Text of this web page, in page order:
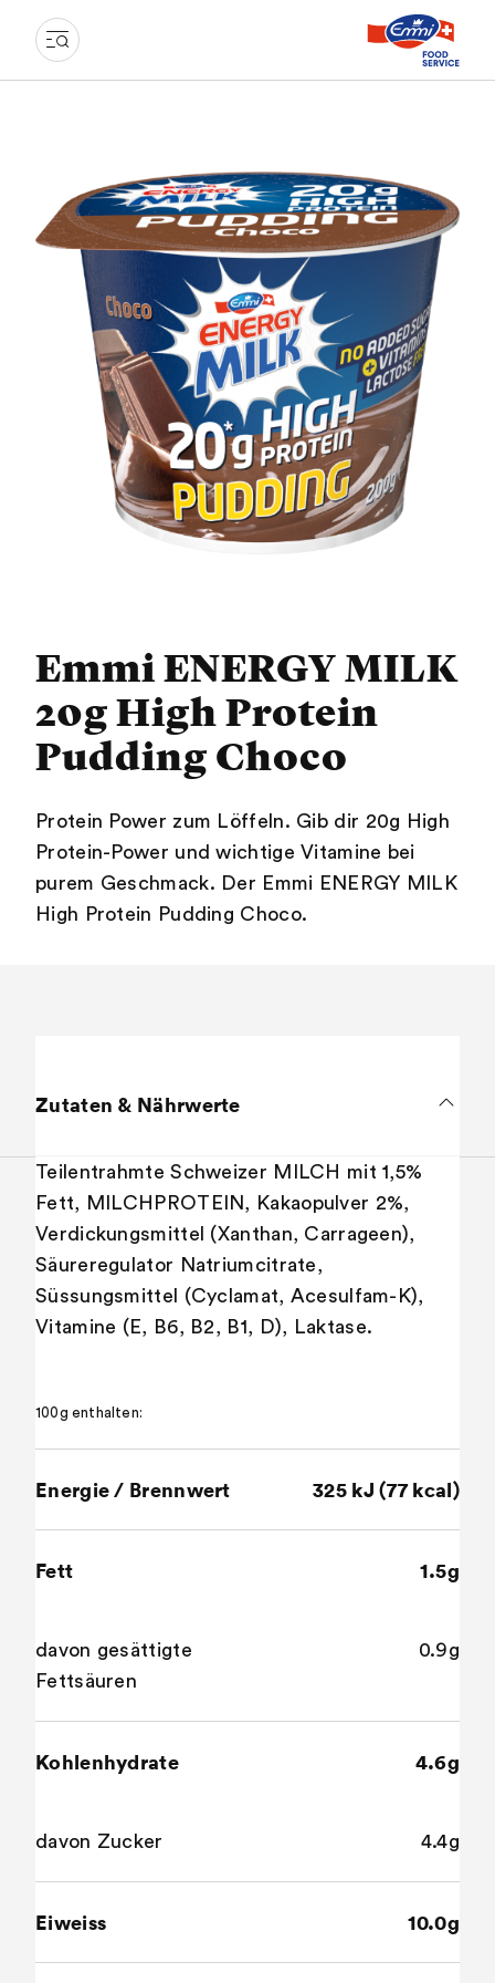
Emmi ENERGY MILK
20g High Protein
Pudding Choco
Protein Power zum Löffeln. Gib dir 20g High
Protein-Power und wichtige Vitamine bei
purem Geschmack. Der Emmi ENERGY MILK
High Protein Pudding Choco.
Zutaten & Nährwerte
Teilentrahmte Schweizer MILCH mit 1,5%
Fett, MILCHPROTEIN, Kakaopulver 2%,
Verdickungsmittel (Xanthan, Carrageen),
Säureregulator Natriumcitrate,
Süssungsmittel (Cyclamat, Acesulfam-K),
Vitamine (E, B6, B2, B1, D), Laktase.
100g enthalten:
Energie / Brennwert 325 kJ (77 kcal)
Fett 1.5g
davon gesättigte
Fettsäuren
0.9g
Kohlenhydrate 4.6g
davon Zucker 4.4g
Eiweiss 10.0g